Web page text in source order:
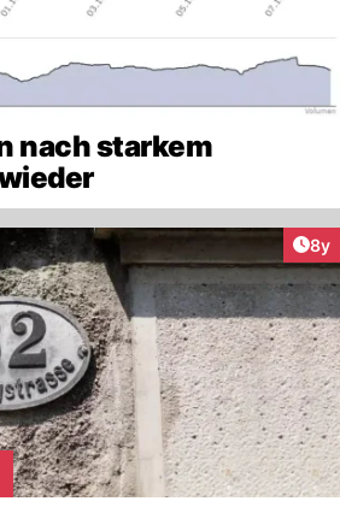
nach starkem
8y